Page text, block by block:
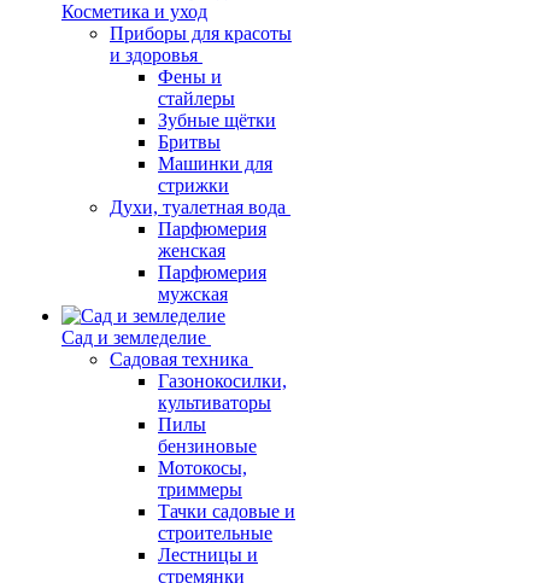
Косметика и уход
Приборы для красоты
и здоровья
Фены и
стайлеры
Зубные щётки
Бритвы
Машинки для
стрижки
Духи, туалетная вода
Парфюмерия
женская
Парфюмерия
мужская
Сад и земледелие
Садовая техника
Газонокосилки,
культиваторы
Пилы
бензиновые
Мотокосы,
триммеры
Тачки садовые и
строительные
Лестницы и
стремянки